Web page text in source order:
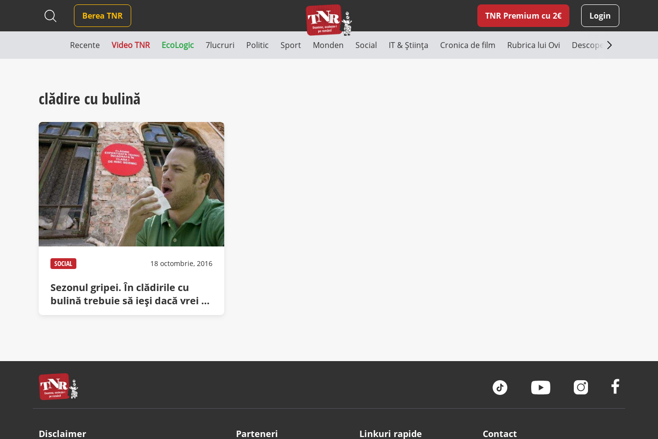
Berea TNR TNR Premium cu 2€ Login
Recente Video TNR EcoLogic 7lucruri Politic Sport Monden Social IT & Știința Cronica de film Rubrica lui Ovi Descoperă România
clădire cu bulină
SOCIAL 18 octombrie, 2016
Sezonul gripei. În clădirile cu
bulină trebuie să ieşi dacă vrei să
strănuţi
Disclaimer Parteneri Linkuri rapide Contact